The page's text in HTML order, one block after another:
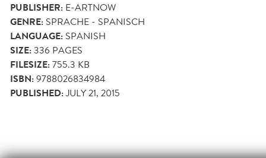
PUBLISHER: E-ARTNOW
GENRE: SPRACHE - SPANISCH
LANGUAGE: SPANISH
SIZE:336 PAGES
FILESIZE:755.3 KB
ISBN:9788026834984
PUBLISHED:JULY 21, 2015